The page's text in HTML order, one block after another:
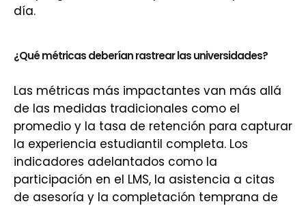
día.
¿Qué métricas deberían rastrear las universidades?
Las métricas más impactantes van más allá
de las medidas tradicionales como el
promedio y la tasa de retención para capturar
la experiencia estudiantil completa. Los
indicadores adelantados como la
participación en el LMS, la asistencia a citas
de asesoría y la completación temprana de